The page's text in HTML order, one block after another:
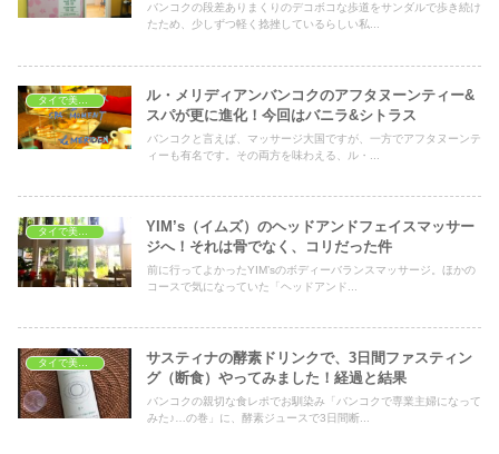
バンコクの段差ありまくりのデコボコな歩道をサンダルで歩き続け
たため、少しずつ軽く捻挫しているらしい私...
タイで美容・健康
ル・メリディアンバンコクのアフタヌーンティー&
スパが更に進化！今回はバニラ&シトラス
バンコクと言えば、マッサージ大国ですが、一方でアフタヌーンテ
ィーも有名です。その両方を味わえる、ル・...
タイで美容・健康
YIM’s（イムズ）のヘッドアンドフェイスマッサー
ジへ！それは骨でなく、コリだった件
前に行ってよかったYIM’sのボディーバランスマッサージ。ほかの
コースで気になっていた「ヘッドアンド...
タイで美容・健康
サスティナの酵素ドリンクで、3日間ファスティン
グ（断食）やってみました！経過と結果
バンコクの親切な食レポでお馴染み「バンコクで専業主婦になって
みた♪…の巻」に、酵素ジュースで3日間断...